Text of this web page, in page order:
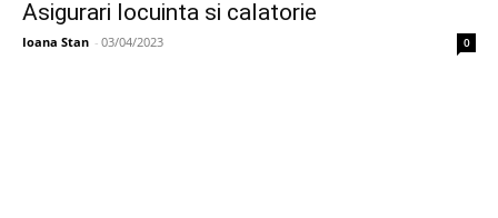
Asigurari locuinta si calatorie
Ioana Stan - 03/04/2023 0